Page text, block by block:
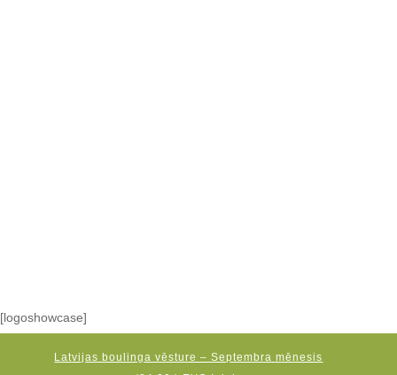
[logoshowcase]
Latvijas boulinga vēsture – Septembra mēnesis